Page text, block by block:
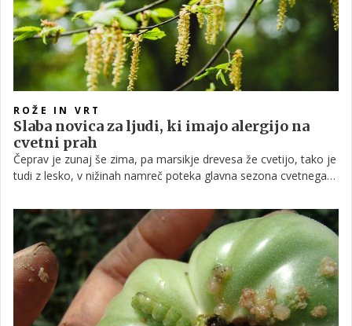
jih v prvi vrsti sploh ne privabimo v naš dom?
ROŽE IN VRT
Slaba novica za ljudi, ki imajo alergijo na
cvetni prah
Čeprav je zunaj še zima, pa marsikje drevesa že cvetijo, tako je
tudi z lesko, v nižinah namreč poteka glavna sezona cvetnega
težave.